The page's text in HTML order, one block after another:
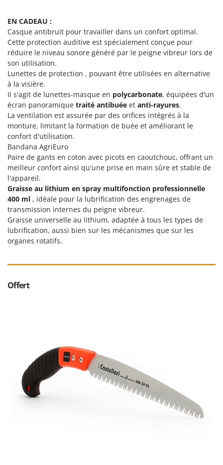
O
Officine Savioli
Oliviero
Olix
OMA
Omas
Ompagrill
Ooni
Oriental Koshin
Outdoorchef
P
Palazzetti
Palumbo Pavi
Partisani
Paterlini
Pramac
Prismafood
Redback
Resto Italia
Ribimex
Ripartrak
EN CADEAU :
Casque antibruit pour travailler dans un confort optimal.
Cette protection auditive est spécialement conçue pour
réduire le niveau sonore généré par le peigne vibreur lors de
son utilisation.
Lunettes de protection , pouvant être utilisées en alternative
à la visière.
Il s'agit de lunettes-masque en polycarbonate, équipées d'un
écran panoramique traité antibuée et anti-rayures.
La ventilation est assurée par des orifices intégrés à la
monture, limitant la formation de buée et améliorant le
confort d'utilisation.
Bandana AgriEuro
Paire de gants en coton avec picots en caoutchouc, offrant un
meilleur confort ainsi qu'une prise en main sûre et stable de
l'appareil.
Graisse au lithium en spray multifonction professionnelle
400 ml , idéale pour la lubrification des engrenages de
transmission internes du peigne vibreur.
Graisse universelle au lithium, adaptée à tous les types de
lubrification, aussi bien sur les mécanismes que sur les
organes rotatifs.
Offert